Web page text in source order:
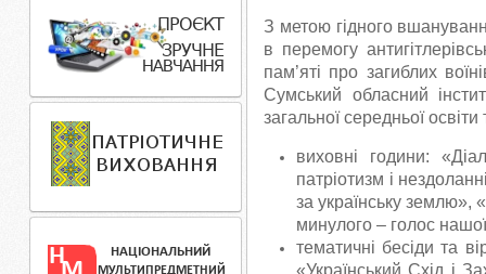
З метою гідного
в перемогу
пам’яті про загиблих
Сумський обласний
загальної середньої освіти
виховні години:
патріотизм і
за українську землю»,
минулого – голос
тематичні бесіди та
«Український Схід і